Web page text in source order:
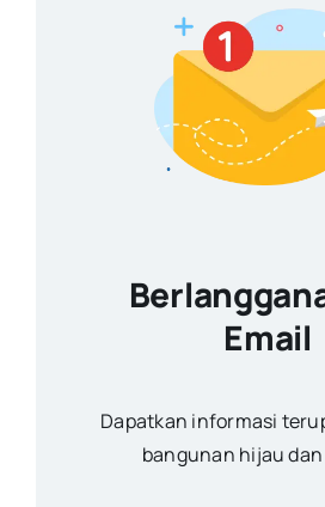
Email
Dapatkan informasi
bangunan hijau